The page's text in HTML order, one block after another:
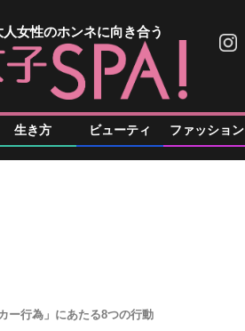
人女性のホンネに向き合う
生き方 ビューティ ファッション
ー行為」にあたる8つの行動